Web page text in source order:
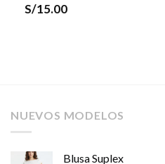
S/15.00
NUEVOS MODELOS
Blusa Suplex